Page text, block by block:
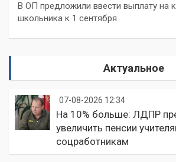
В ОП предложили ввести выплату на
школьника к 1 сентября
Актуальное
07-08-2026 12:34
На 10% больше: ЛДПР
увеличить пенсии
соцработникам